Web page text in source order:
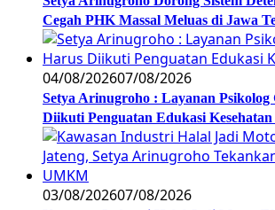
Cegah PHK Massal Meluas di Jawa
04/08/202607/08/2026
Setya Arinugroho : Layanan Psikolog
Diikuti Penguatan Edukasi
03/08/202607/08/2026